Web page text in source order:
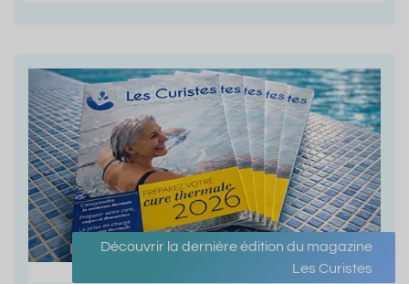
Découvrir la dernière édition du magazine
Les Curistes